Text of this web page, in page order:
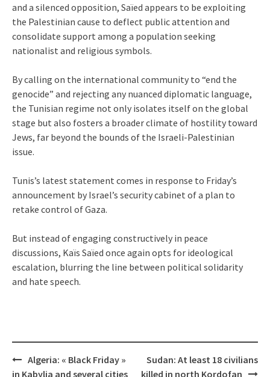
and a silenced opposition, Saïed appears to be exploiting
the Palestinian cause to deflect public attention and
consolidate support among a population seeking
nationalist and religious symbols.
By calling on the international community to “end the
genocide” and rejecting any nuanced diplomatic language,
the Tunisian regime not only isolates itself on the global
stage but also fosters a broader climate of hostility toward
Jews, far beyond the bounds of the Israeli-Palestinian
issue.
Tunis’s latest statement comes in response to Friday’s
announcement by Israel’s security cabinet of a plan to
retake control of Gaza.
But instead of engaging constructively in peace
discussions, Kaïs Saïed once again opts for ideological
escalation, blurring the line between political solidarity
and hate speech.
Post
navigation
Algeria: « Black Friday »
in Kabylia and several cities
Sudan: At least 18 civilians
killed in north Kordofan